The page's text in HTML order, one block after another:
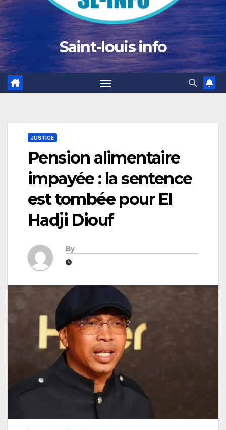
Saint-louis info
JUSTICE
Pension alimentaire
impayée : la sentence
est tombée pour El
Hadji Diouf
By